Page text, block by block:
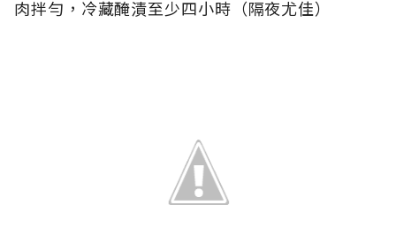
肉拌勻，冷藏醃漬至少四小時（隔夜尤佳）